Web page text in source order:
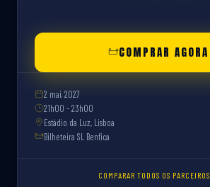
COMPRAR AGORA
2 mai. 2027
21h00 - 23h00
Estádio da Luz, Lisboa
Bilheteira SL Benfica
COMPARAR TODOS OS PARCEIROS